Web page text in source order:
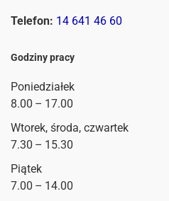
Telefon: 14 641 46 60
Godziny pracy
Poniedziałek
8.00 – 17.00
Wtorek, środa, czwartek
7.30 – 15.30
Piątek
7.00 – 14.00